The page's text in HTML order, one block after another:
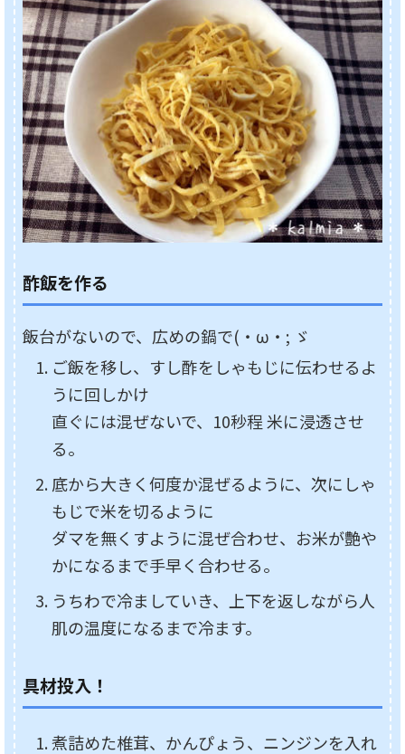
酢飯を作る
飯台がないので、広めの鍋で(・ω・; ゞ
ご飯を移し、すし酢をしゃもじに伝わせるよ
うに回しかけ
直ぐには混ぜないで、10秒程 米に浸透させ
る。
底から大きく何度か混ぜるように、次にしゃ
もじで米を切るように
ダマを無くすように混ぜ合わせ、お米が艶や
かになるまで手早く合わせる。
うちわで冷ましていき、上下を返しながら人
肌の温度になるまで冷ます。
具材投入！
煮詰めた椎茸、かんぴょう、ニンジンを入れ